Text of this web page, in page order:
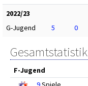
2022/23
G-Jugend
5 0
Gesamtstatistik
F-Jugend